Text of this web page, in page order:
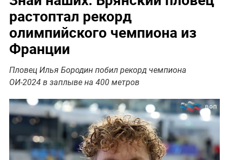
растоптал рекорд
олимпийского чемпиона из
Франции
Пловец Илья Бородин побил рекорд чемпиона
ОИ-2024 в заплыве на 400 метров